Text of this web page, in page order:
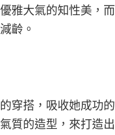
雅大氣的知性美，而
齡。​​
穿搭，吸收她成功的
質的造型，來打造出